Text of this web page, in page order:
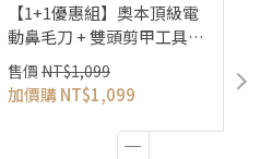
【1+1優惠組】奧本頂級電
動鼻毛刀 + 雙頭剪甲工具組
(MB-041B+CT-01)
售價 NT$1,099
加價購NT$1,099